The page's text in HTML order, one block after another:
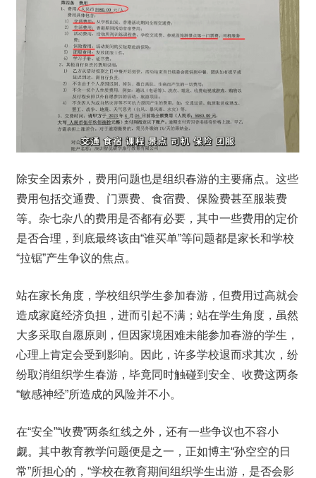
除安全因素外，费用问题也是组织春游的主要痛点。这些
费用包括交通费、门票费、食宿费、保险费甚至服装费
等。杂七杂八的费用是否都有必要，其中一些费用的定价
是否合理，到底最终该由“谁买单”等问题都是家长和学校
“拉锯”产生争议的焦点。
站在家长角度，学校组织学生参加春游，但费用过高就会
造成家庭经济负担，进而引起不满；站在学生角度，虽然
大多采取自愿原则，但因家境困难未能参加春游的学生，
心理上肯定会受到影响。因此，许多学校退而求其次，纷
纷取消组织学生春游，毕竟同时触碰到安全、收费这两条
“敏感神经”所造成的风险并不小。
在“安全”“收费”两条红线之外，还有一些争议也不容小
觑。其中教育教学问题便是之一，正如博主“孙空空的日
常”所担心的，“学校在教育期间组织学生出游，是否会影